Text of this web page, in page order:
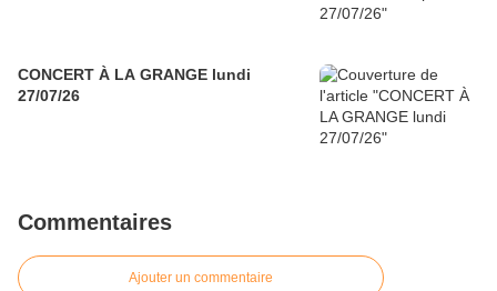
CONCERT À LA GRANGE lundi
27/07/26
Commentaires
Ajouter un commentaire